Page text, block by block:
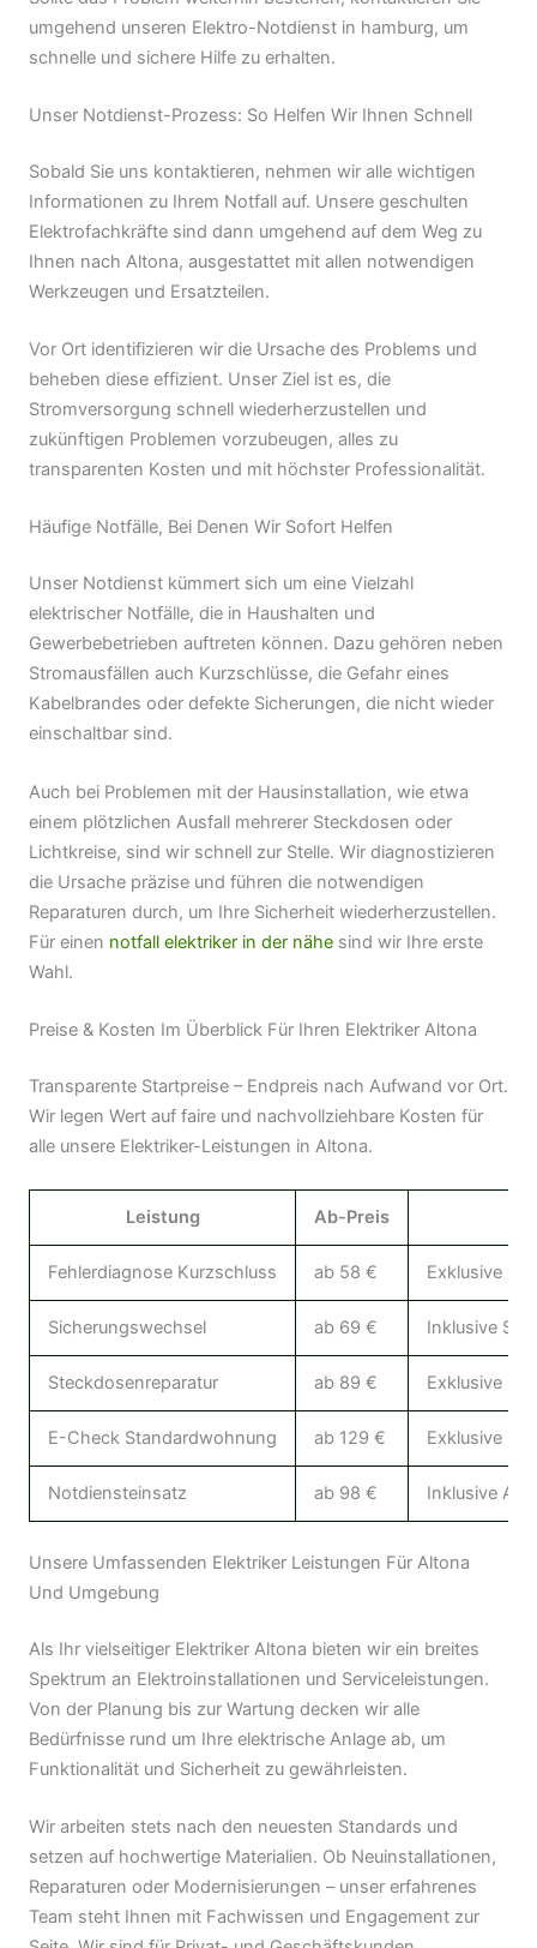
umgehend unseren Elektro-Notdienst in hamburg, um
schnelle und sichere Hilfe zu erhalten.
Unser Notdienst-Prozess: So Helfen Wir Ihnen Schnell
Sobald Sie uns kontaktieren, nehmen wir alle wichtigen
Informationen zu Ihrem Notfall auf. Unsere geschulten
Elektrofachkräfte sind dann umgehend auf dem Weg zu
Ihnen nach Altona, ausgestattet mit allen notwendigen
Werkzeugen und Ersatzteilen.
Vor Ort identifizieren wir die Ursache des Problems und
beheben diese effizient. Unser Ziel ist es, die
Stromversorgung schnell wiederherzustellen und
zukünftigen Problemen vorzubeugen, alles zu
transparenten Kosten und mit höchster Professionalität.
Häufige Notfälle, Bei Denen Wir Sofort Helfen
Unser Notdienst kümmert sich um eine Vielzahl
elektrischer Notfälle, die in Haushalten und
Gewerbebetrieben auftreten können. Dazu gehören neben
Stromausfällen auch Kurzschlüsse, die Gefahr eines
Kabelbrandes oder defekte Sicherungen, die nicht wieder
einschaltbar sind.
Auch bei Problemen mit der Hausinstallation, wie etwa
einem plötzlichen Ausfall mehrerer Steckdosen oder
Lichtkreise, sind wir schnell zur Stelle. Wir diagnostizieren
die Ursache präzise und führen die notwendigen
Reparaturen durch, um Ihre Sicherheit wiederherzustellen.
Für einen notfall elektriker in der nähe sind wir Ihre erste
Wahl.
Preise & Kosten Im Überblick Für Ihren Elektriker Altona
Transparente Startpreise – Endpreis nach Aufwand vor Ort.
Wir legen Wert auf faire und nachvollziehbare Kosten für
alle unsere Elektriker-Leistungen in Altona.
Leistung Ab-Preis
Fehlerdiagnose Kurzschluss ab 58 € Exklusive
Sicherungswechsel ab 69 € Inklusive
Steckdosenreparatur ab 89 € Exklusive
E-Check Standardwohnung ab 129 € Exklusive
Notdiensteinsatz ab 98 € Inklusive
Unsere Umfassenden Elektriker Leistungen Für Altona
Und Umgebung
Als Ihr vielseitiger Elektriker Altona bieten wir ein breites
Spektrum an Elektroinstallationen und Serviceleistungen.
Von der Planung bis zur Wartung decken wir alle
Bedürfnisse rund um Ihre elektrische Anlage ab, um
Funktionalität und Sicherheit zu gewährleisten.
Wir arbeiten stets nach den neuesten Standards und
setzen auf hochwertige Materialien. Ob Neuinstallationen,
Reparaturen oder Modernisierungen – unser erfahrenes
Team steht Ihnen mit Fachwissen und Engagement zur